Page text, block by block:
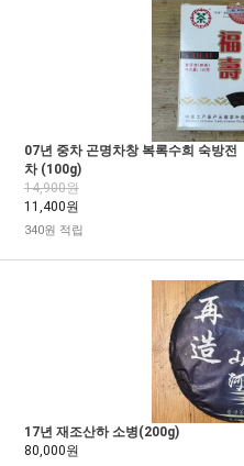
07년 중차 곤명차창 복록수희 숙방전
차 (100g)
14,900원
11,400원
340원 적립
17년 재조산하 소병(200g)
80,000원